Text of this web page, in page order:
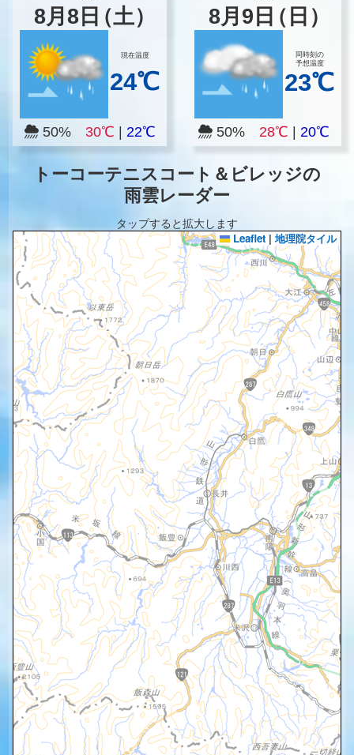
8月8 日（土）
現在温度
24℃
50% 30℃ 22℃
8月 9 日（日）
同時刻の
予想温度
23℃
50% 28℃ |20℃
トーコーテニスコート＆ビレッジの
雨雲レーダー
タップすると拡大します
Leaflet | 地理院タイル